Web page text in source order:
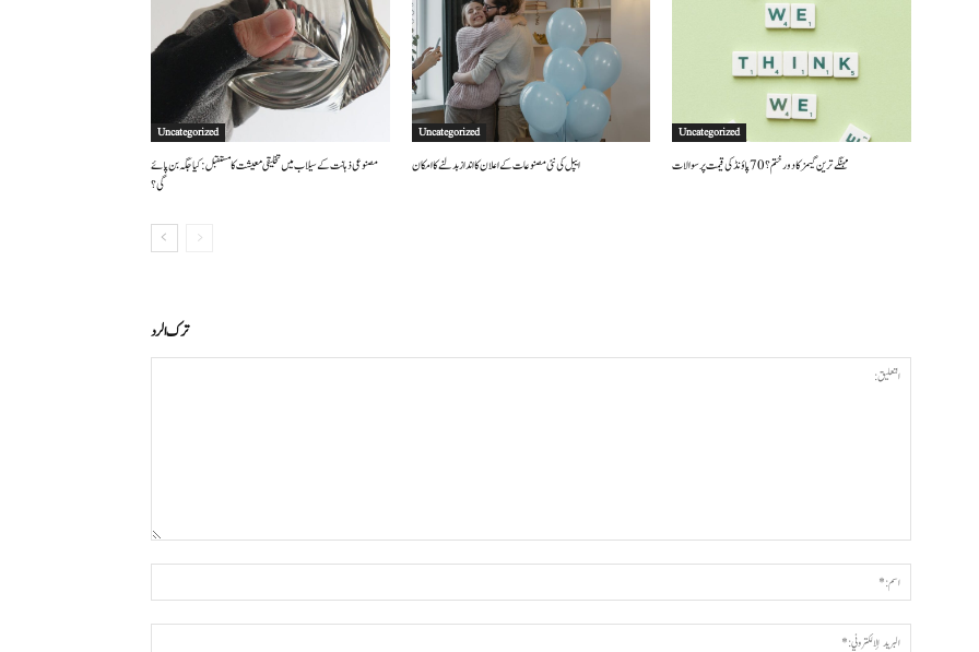
Uncategorized
مہنگے ترین گیمز کا دور ختم؟ 70 پاؤنڈ کی قیمت پر سوالات
Uncategorized
ایپل کی نئی مصنوعات کے اعلان کا انداز بدلنے کا امکان
Uncategorized
مصنوعی ذہانت کے سیلاب میں تخلیقی معیشت کا مستقبل: کیا جگہ بن پائے
گی؟
ترك الرد
التعليق:
اسم:*
البريد